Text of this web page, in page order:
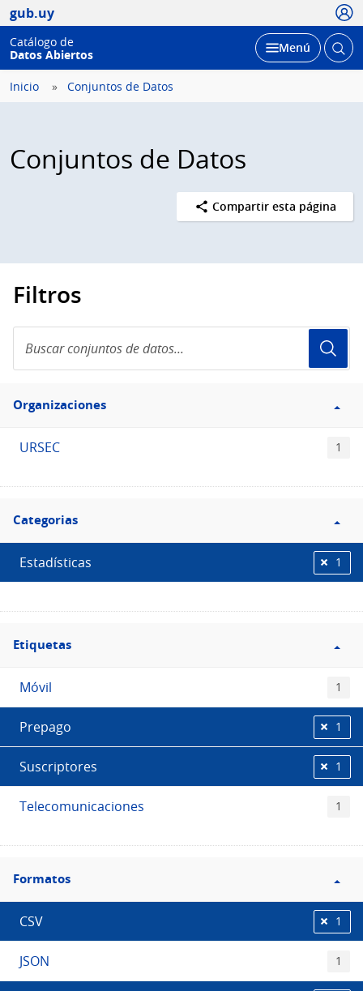
gub.uy
Catálogo de
Datos Abiertos
Desplegar
Menú Abrir
Inicio Conjuntos de Datos
Conjuntos de Datos
Compartir esta página
Filtros
conjuntos
de
Filtro
Organizaciones
Organizaciones
URSEC 1
Filtro
Categorias
Categorias
Estadísticas 1
Filtro
Etiquetas
Etiquetas
Móvil 1
Prepago 1
Suscriptores 1
Telecomunicaciones 1
Filtro
Formatos
Formatos
CSV 1
JSON 1